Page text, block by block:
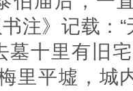
注》记载：
墓十里有旧
里平墟，城